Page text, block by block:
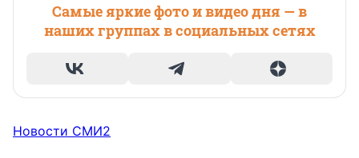
Самые яркие фото и видео дня — в
наших группах в социальных сетях
Новости СМИ2